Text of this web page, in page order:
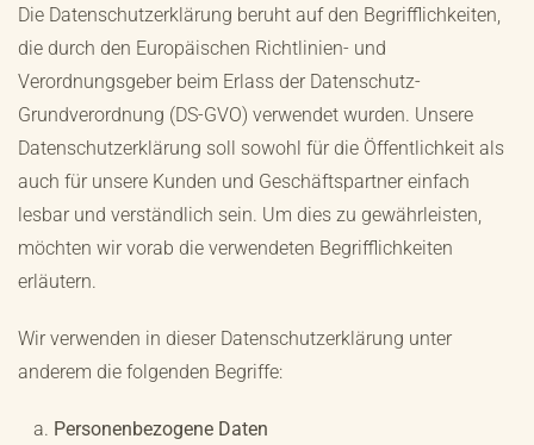
Die Datenschutzerklärung beruht auf den Begrifflichkeiten,
die durch den Europäischen Richtlinien- und
Verordnungsgeber beim Erlass der Datenschutz-
Grundverordnung (DS-GVO) verwendet wurden. Unsere
Datenschutzerklärung soll sowohl für die Öffentlichkeit als
auch für unsere Kunden und Geschäftspartner einfach
lesbar und verständlich sein. Um dies zu gewährleisten,
möchten wir vorab die verwendeten Begrifflichkeiten
erläutern.
Wir verwenden in dieser Datenschutzerklärung unter
anderem die folgenden Begriffe:
Personenbezogene Daten